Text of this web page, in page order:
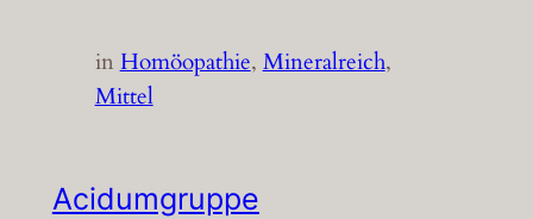
inHomöopathie, Mineralreich
Mittel
Acidumgruppe